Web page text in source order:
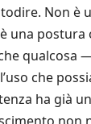
Non è
una
qualcosa
che
ha già